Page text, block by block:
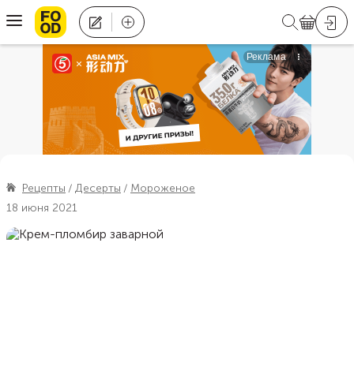
Рецепты Десерты
Мороженое
18 июня 2021